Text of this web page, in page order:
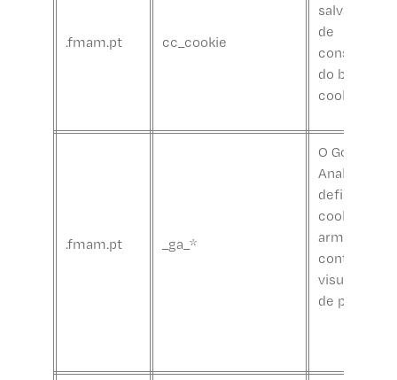
.fmam.pt cc_cookie
salva as
de
do banner
cookies
.fmam.pt _ga_*
O Google
Analytics
define este
cookie para
armazenar e
contar as
de páginas.